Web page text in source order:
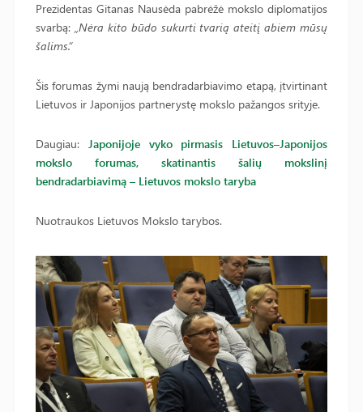
Prezidentas Gitanas Nausėda pabrėžė mokslo diplomatijos
svarbą: „Nėra kito būdo sukurti tvarią ateitį abiem mūsų
šalims.“
Šis forumas žymi naują bendradarbiavimo etapą, įtvirtinant
Lietuvos ir Japonijos partnerystę mokslo pažangos srityje.
Daugiau: Japonijoje vyko pirmasis Lietuvos–Japonijos
mokslo forumas, skatinantis šalių mokslinį
bendradarbiavimą – Lietuvos mokslo taryba
Nuotraukos Lietuvos Mokslo tarybos.